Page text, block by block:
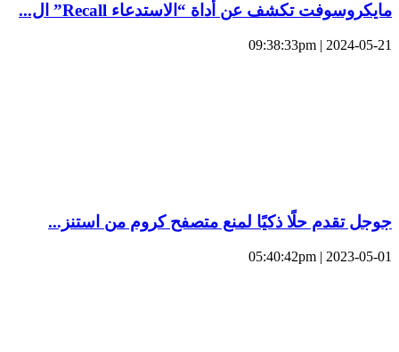
مايكروسوفت تكشف عن أداة “الاستدعاء Recall” ال...
2024-05-21 | 09:38:33pm
جوجل تقدم حلًا ذكيًا لمنع متصفح كروم من استنز...
2023-05-01 | 05:40:42pm